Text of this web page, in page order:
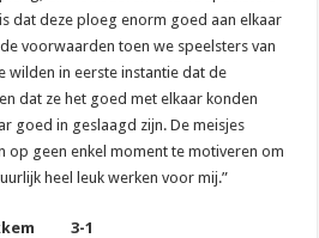
dat deze ploeg enorm goed aan elkaar
voorwaarden toen we speelsters van
wilden in eerste instantie dat de
dat ze het goed met elkaar konden
goed in geslaagd zijn. De meisjes
op geen enkel moment te motiveren om
heel leuk werken voor mij.”
3-1